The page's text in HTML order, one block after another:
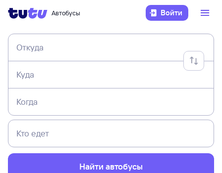
Автобусы Войти
Откуда
Куда
Когда
Кто едет
Найти автобусы